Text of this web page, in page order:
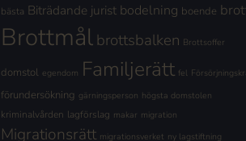
bästa Biträdande jurist bodelning boende
Brottmålbrottsbalken Brottsoffer
domstol egendom Familjerätt fel
förundersökning gärningsperson högsta domstolen
kriminalvården lagförslag makar migration
Migrationsrätt migrationsverket ny lagstiftning